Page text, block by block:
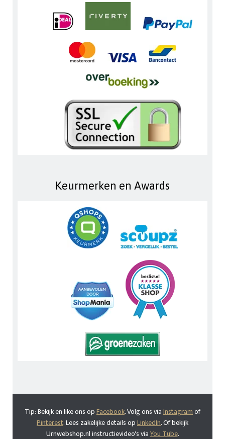
Keurmerken en Awards
Tip: Bekijk en like ons opFacebook. Volg ons viaInstagramof
Pinterest. Lees zakelijke details opLinkedIn. Of bekijk
Urnwebshop.nl instructievideo's viaYou Tube.